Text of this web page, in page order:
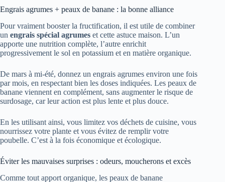
Engrais agrumes + peaux de banane : la bonne alliance
Pour vraiment booster la fructification, il est utile de combiner
un engrais spécial agrumes et cette astuce maison. L’un
apporte une nutrition complète, l’autre enrichit
progressivement le sol en potassium et en matière organique.
De mars à mi-été, donnez un engrais agrumes environ une fois
par mois, en respectant bien les doses indiquées. Les peaux de
banane viennent en complément, sans augmenter le risque de
surdosage, car leur action est plus lente et plus douce.
En les utilisant ainsi, vous limitez vos déchets de cuisine, vous
nourrissez votre plante et vous évitez de remplir votre
poubelle. C’est à la fois économique et écologique.
Éviter les mauvaises surprises : odeurs, moucherons et excès
Comme tout apport organique, les peaux de banane